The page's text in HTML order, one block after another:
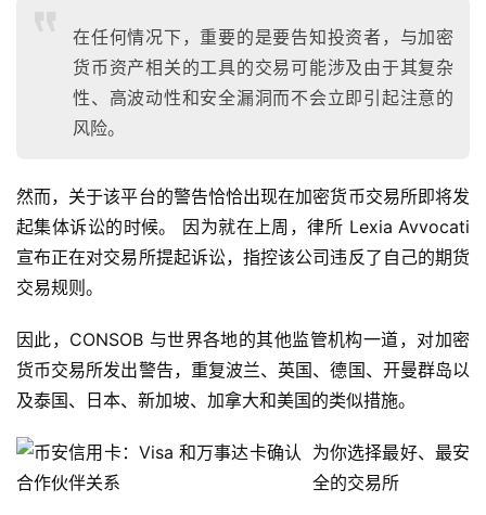
a
h
r
9
9
指
数
在任何情况下，重要的是要告知投资者，与加密
货币资产相关的工具的交易可能涉及由于其复杂
性、高波动性和安全漏洞而不会立即引起注意的
风险。
然而，关于该平台的警告恰恰出现在加密货币交易所即将发
起集体诉讼的时候。 因为就在上周，律所 Lexia Avvocati
宣布正在对交易所提起诉讼，指控该公司违反了自己的期货
交易规则。
因此，CONSOB 与世界各地的其他监管机构一道，对加密
货币交易所发出警告，重复波兰、英国、德国、开曼群岛以
及泰国、日本、新加坡、加拿大和美国的类似措施。
为你选择最好、最安
全的交易所